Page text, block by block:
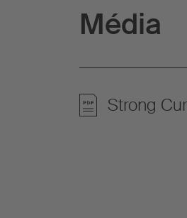
Média
Strong